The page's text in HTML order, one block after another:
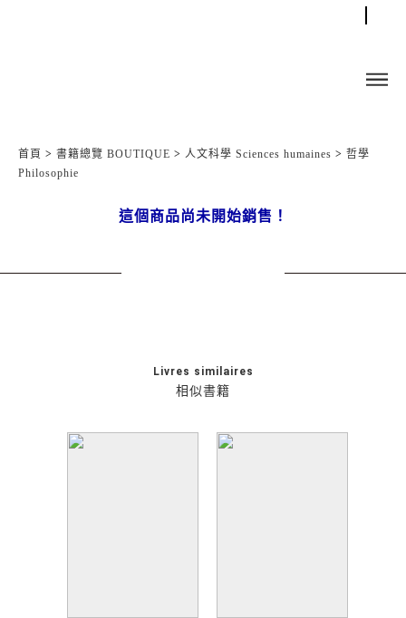
首頁 > 書籍總覽 BOUTIQUE > 人文科學 Sciences humaines > 哲學
Philosophie
這個商品尚未開始銷售！
相似書籍
Livres similaires